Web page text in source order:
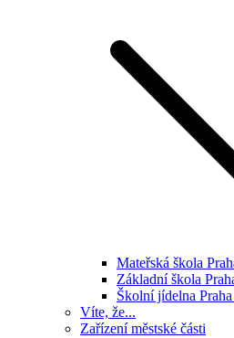
Mateřská škola
Základní škola
Školní jídelna
Víte, že...
Zařízení městské části